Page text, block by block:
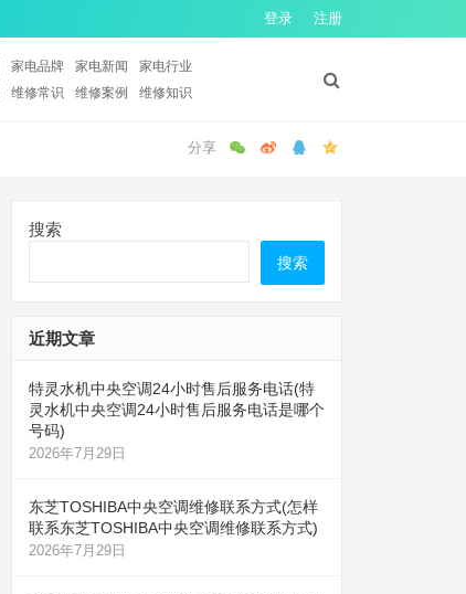
登录 注册
家电品牌 家电新闻
家电行业
维修常识 维修案例 维修知识
搜索
搜索
近期文章
特灵水机中央空调24小时售后服务电话(特
灵水机中央空调24小时售后服务电话是哪个
号码)
2026年7月29日
东芝TOSHIBA中央空调维修联系方式(怎样
联系东芝TOSHIBA中央空调维修联系方式)
2026年7月29日